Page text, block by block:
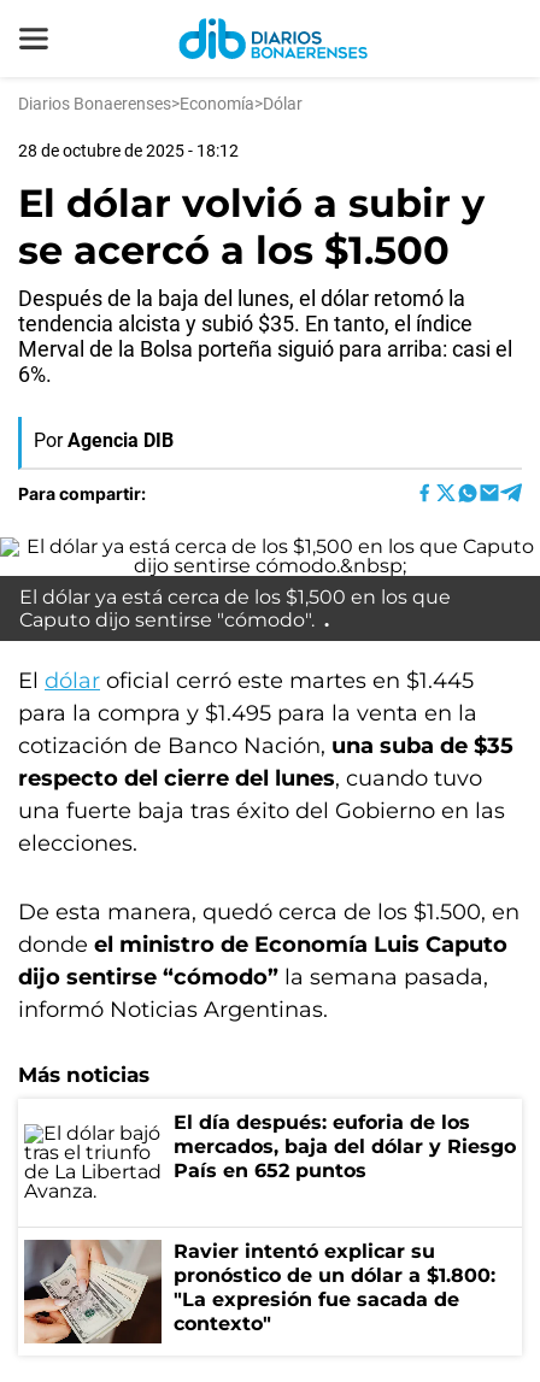
Diarios Bonaerenses>Economía>Dólar
28 de octubre de 2025 - 18:12
El dólar volvió a subir y
se acercó a los $1.500
Después de la baja del lunes, el dólar retomó la
tendencia alcista y subió $35. En tanto, el índice
Merval de la Bolsa porteña siguió para arriba: casi el
6%.
Por Agencia DIB
Para compartir:
El dólar ya está cerca de los $1,500 en los que
Caputo dijo sentirse "cómodo".
El dólar oficial cerró este martes en $1.445
para la compra y $1.495 para la venta en la
cotización de Banco Nación, una suba de $35
respecto del cierre del lunes, cuando tuvo
una fuerte baja tras éxito del Gobierno en las
elecciones.
De esta manera, quedó cerca de los $1.500, en
donde el ministro de Economía Luis Caputo
dijo sentirse “cómodo” la semana pasada,
informó Noticias Argentinas.
Más noticias
El día después: euforia de los
mercados, baja del dólar y Riesgo
País en 652 puntos
Ravier intentó explicar su
pronóstico de un dólar a $1.800:
"La expresión fue sacada de
contexto"